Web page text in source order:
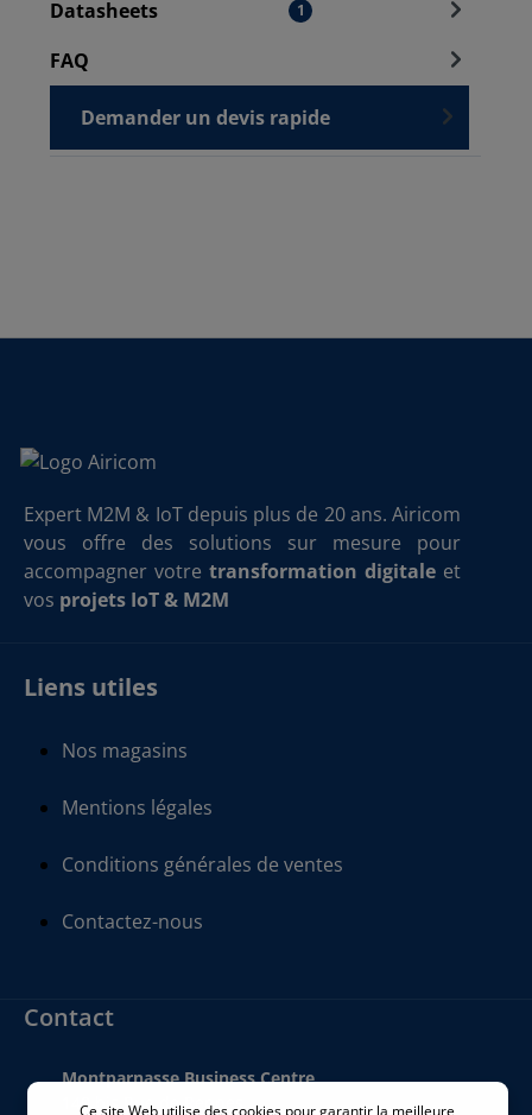
Datasheets
1
FAQ
Demander un devis rapide
Expert M2M & IoT depuis plus de 20 ans. Airicom
vous offre des solutions sur mesure pour
accompagner votre transformation digitale et
vos projets IoT & M2M
Liens utiles
Nos magasins
Mentions légales
Conditions générales de ventes
Contactez-nous
Contact
Montparnasse Business Centre
140 bis Rue de Rennes
Ce site Web utilise des cookies pour garantir la meilleure